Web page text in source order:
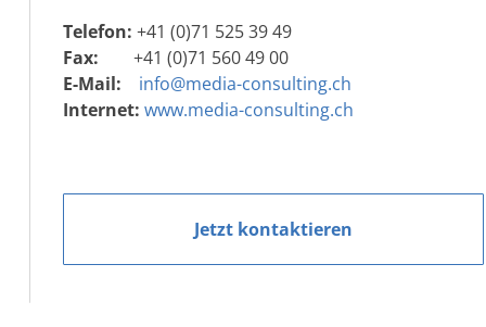
Telefon: +41 (0)71 525 39 49
Fax: +41 (0)71 560 49 00
E-Mail:
info@media-consulting.ch
Internet: www.media-consulting.ch
Jetzt kontaktieren